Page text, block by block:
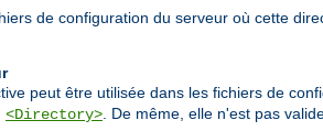
de configuration du serveur où cette
peut être utilisée dans les fichiers de
<Directory> . De même, elle n'est pas